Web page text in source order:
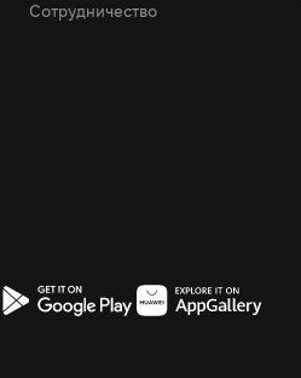
Сотрудничество